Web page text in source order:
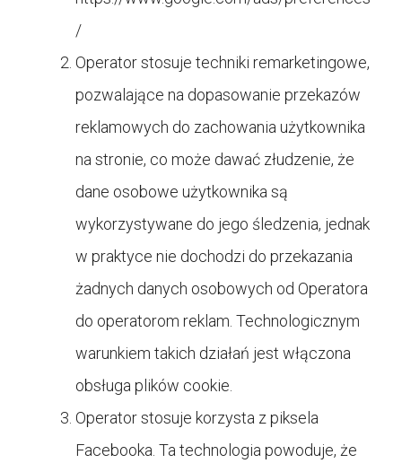
/
Operator stosuje techniki remarketingowe,
pozwalające na dopasowanie przekazów
reklamowych do zachowania użytkownika
na stronie, co może dawać złudzenie, że
dane osobowe użytkownika są
wykorzystywane do jego śledzenia, jednak
w praktyce nie dochodzi do przekazania
żadnych danych osobowych od Operatora
do operatorom reklam. Technologicznym
warunkiem takich działań jest włączona
obsługa plików cookie.
Operator stosuje korzysta z piksela
Facebooka. Ta technologia powoduje, że